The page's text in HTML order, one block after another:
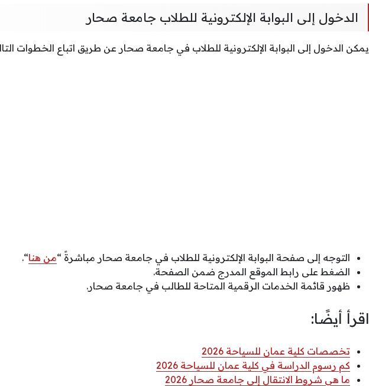
الدخول إلى البوابة الإلكترونية للطلاب جامعة صحار
يمكن الدخول إلى البوابة الإلكترونية للطلاب في جامعة صحار عن طريق اتباع الخطوات
التوجه إلى صفحة البوابة الإلكترونية للطلاب في جامعة صحار مباشرةً “من هنا“.
الضغط على رابط الموقع المدرج ضمن الصفحة.
ظهور قائمة الخدمات الرقمية المتاحة للطالب في جامعة صحار.
اقرأ أيضًا:
تخصصات كلية عمان للسياحة 2026
كم رسوم الدراسة في كلية عمان للسياحة 2026
ما هي شروط الانتقال إلى جامعة صحار 2026